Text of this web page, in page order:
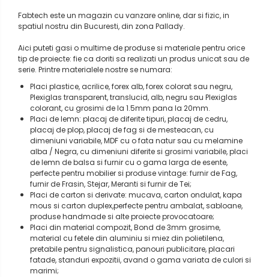
PET-G
Policarbonat Compact
Transparent
Produs Configurabil
Fabtech este un magazin cu vanzare online, dar si fizic, in
spatiul nostru din Bucuresti, din zona Pallady.
Aici puteti gasi o multime de produse si materiale pentru orice
tip de proiecte: fie ca doriti sa realizati un produs unicat sau de
serie. Printre materialele nostre se numara:
Placi plastice, acrilice, forex alb, forex colorat sau negru,
Plexiglas transparent, translucid, alb, negru sau Plexiglas
colorant, cu grosimi de la 1.5mm pana la 20mm.
Placi de lemn: placaj de diferite tipuri, placaj de cedru,
placaj de plop, placaj de fag si de mesteacan, cu
dimeniuni variabile, MDF cu o fata natur sau cu melamine
alba / Negra, cu dimeniuni diferite si grosimi variabile, placi
de lemn de balsa si furnir cu o gama larga de esente,
perfecte pentru mobilier si produse vintage: furnir de Fag,
furnir de Frasin, Stejar, Meranti si furnir de Tei;
Placi de carton si derivate: mucava, carton ondulat, kapa
mous si carton duplex,perfecte pentru ambalat, sabloane,
produse handmade si alte proiecte provocatoare;
Placi din material compozit, Bond de 3mm grosime,
material cu fetele din aluminiu si miez din polietilena,
pretabile pentru signalistica, panouri publicitare, placari
fatade, standuri expozitii, avand o gama variata de culori si
marimi;